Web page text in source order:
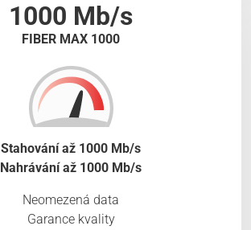
1000 Mb/s
FIBER MAX 1000
Stahování až 1000 Mb/s
Nahrávání až 1000 Mb/s
Neomezená data
Garance kvality